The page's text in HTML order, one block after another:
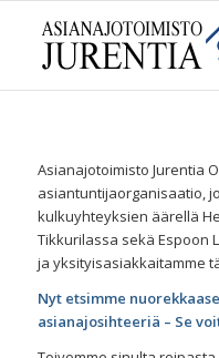
Asianajotoimisto Jurentia
asiantuntijaorganisaatio,
kulkuyhteyksien äärellä
Tikkurilassa sekä Espoon
ja yksityisasiakkaitamme
Nyt etsimme
asianajosihteeriä – Se